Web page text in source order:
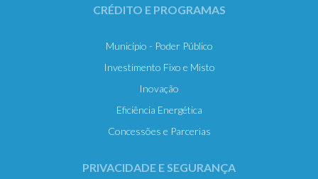
CRÉDITO E PROGRAMAS
Município - Poder Público
Investimento Fixo e Misto
Inovação
Eficiência Energética
Concessões e Parcerias
PRIVACIDADE E SEGURANÇA